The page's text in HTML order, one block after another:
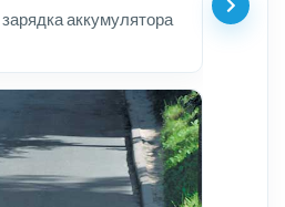
аккумулятора